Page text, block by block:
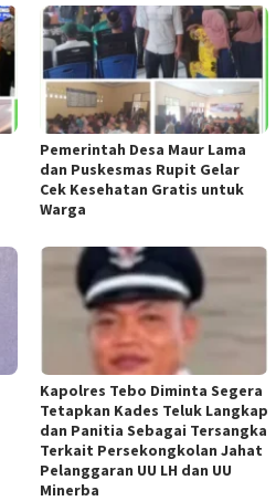
Pemerintah Desa Maur Lama
dan Puskesmas Rupit Gelar
Cek Kesehatan Gratis untuk
Warga
Kapolres Tebo Diminta Segera
Tetapkan Kades Teluk Langkap
dan Panitia Sebagai Tersangka
Terkait Persekongkolan Jahat
Pelanggaran UU LH dan UU
Minerba